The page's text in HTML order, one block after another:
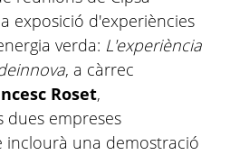
exposició d'experiències
verda: L'experiència
, a càrrec
Roset,
dues empreses
inclourà una demostració